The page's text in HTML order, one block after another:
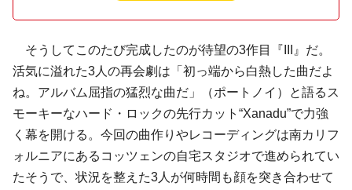
そうしてこのたび完成したのが待望の3作目『III』だ。
活気に溢れた3人の再会劇は「初っ端から白熱した曲だよ
ね。アルバム屈指の猛烈な曲だ」（ポートノイ）と語るス
モーキーなハード・ロックの先行カット“Xanadu”で力強
く幕を開ける。今回の曲作りやレコーディングは南カリフ
ォルニアにあるコッツェンの自宅スタジオで進められてい
たそうで、状況を整えた3人が何時間も顔を突き合わせて